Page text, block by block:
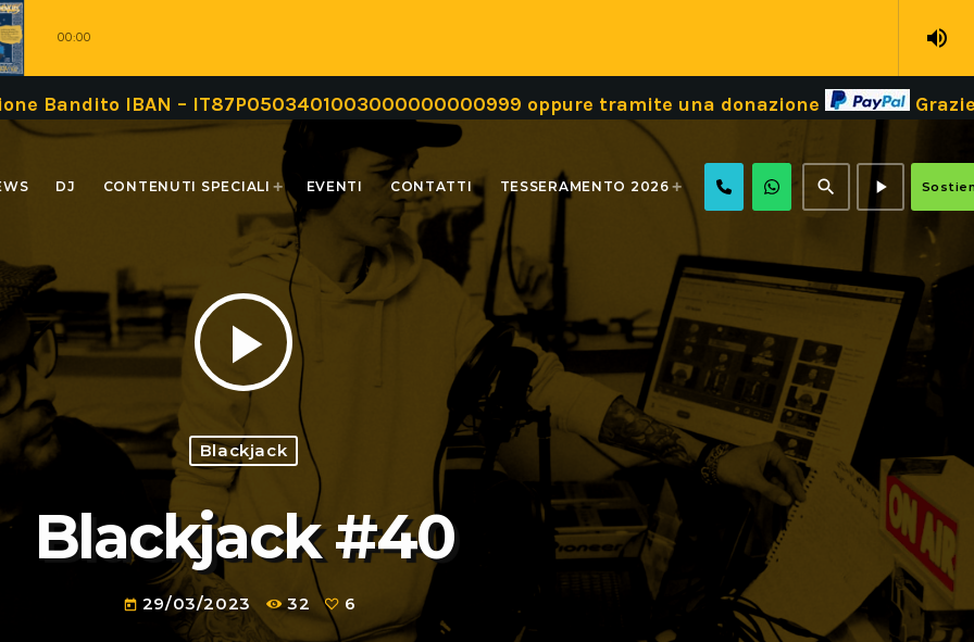
00:00 volume_up
– IT87P0503401003000000000999 oppure tramite una donazione Grazie! Dona il
DJ CONTENUTI SPECIALI EVENTI CONTATTI TESSERAMENTO 2026 search play_arrow
play_arrow
Blackjack
Blackjack #40
today 29/03/2023 32 6